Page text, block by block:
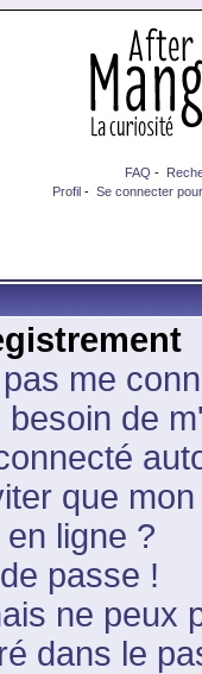
FAQ -
Profil - Se connecter
me
de
que
ligne ?
passe !
ne peux
dans le